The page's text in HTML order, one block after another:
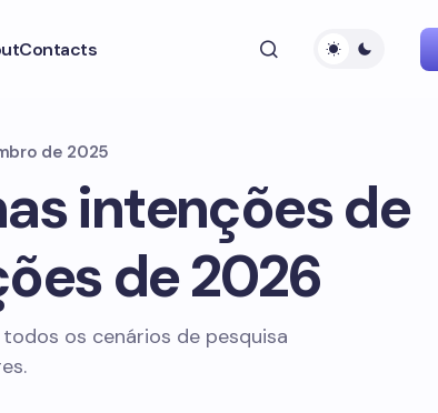
Contacts
de 2025
intenções de
de 2026
os cenários de pesquisa